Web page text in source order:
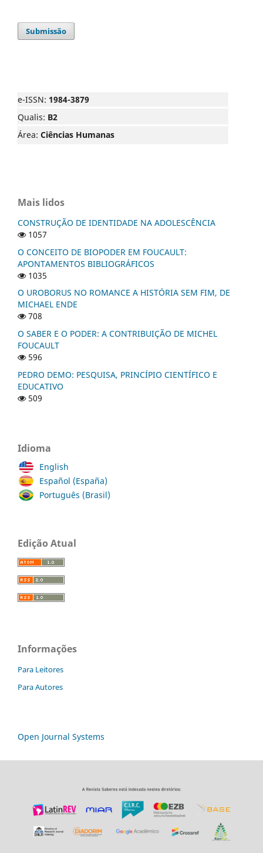
Submissão
e-ISSN: 1984-3879
Qualis: B2
Área: Ciências Humanas
Mais lidos
CONSTRUÇÃO DE IDENTIDADE NA ADOLESCÊNCIA
1057
O CONCEITO DE BIOPODER EM FOUCAULT:
APONTAMENTOS BIBLIOGRÁFICOS
1035
O UROBORUS NO ROMANCE A HISTÓRIA SEM FIM, DE
MICHAEL ENDE
708
O SABER E O PODER: A CONTRIBUIÇÃO DE MICHEL
FOUCAULT
596
PEDRO DEMO: PESQUISA, PRINCÍPIO CIENTÍFICO E
EDUCATIVO
509
Idioma
English
Español (España)
Português (Brasil)
Edição Atual
Informações
Para Leitores
Para Autores
Open Journal Systems